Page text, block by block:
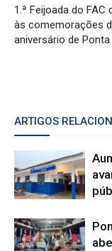
1.ª Feijoada do FAC
às comemorações
aniversário de
ARTIGOS